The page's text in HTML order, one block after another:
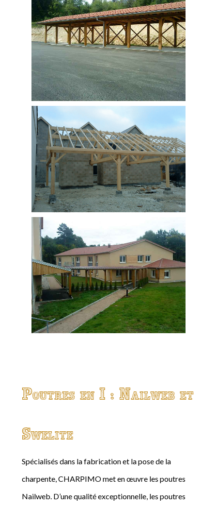
Poutres en I : Nailweb et
Swelite
Spécialisés dans la fabrication et la pose de la
charpente, CHARPIMO met en œuvre les poutres
Nailweb. D’une qualité exceptionnelle, les poutres